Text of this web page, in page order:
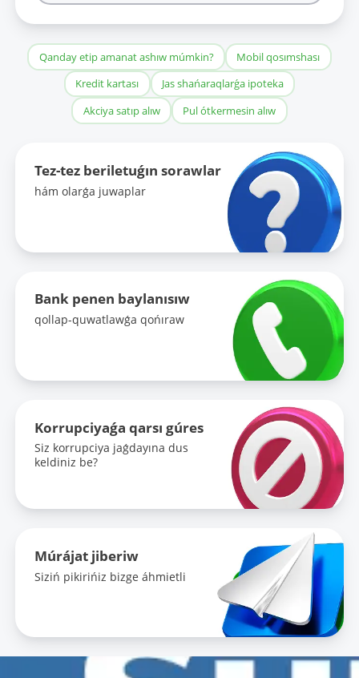
Qanday etip amanat ashıw múmkin?
Mobil qosımshası
Kredit kartası
Jas shańaraqlarǵa ipoteka
Akciya satıp alıw
Pul ótkermesin alıw
Tez-tez beriletuǵın sorawlar
hám olarǵa juwaplar
Bank penen baylanısıw
qollap-quwatlawǵa qońıraw
Korrupciyaǵa qarsı gúres
Siz korrupciya jaǵdayına dus
keldiniz be?
Múrájat jiberiw
Siziń pikirińiz bizge áhmietli